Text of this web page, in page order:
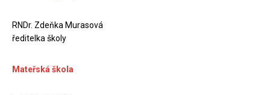
RNDr. Zdeňka Murasová
ředitelka školy
Mateřská škola